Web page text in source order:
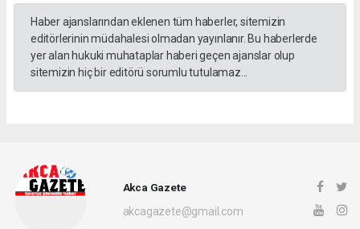
Haber ajanslarından eklenen tüm haberler, sitemizin
editörlerinin müdahalesi olmadan yayınlanır. Bu haberlerde
yer alan hukuki muhataplar haberi geçen ajanslar olup
sitemizin hiç bir editörü sorumlu tutulamaz...
Akca Gazete
akcagazete@gmail.com